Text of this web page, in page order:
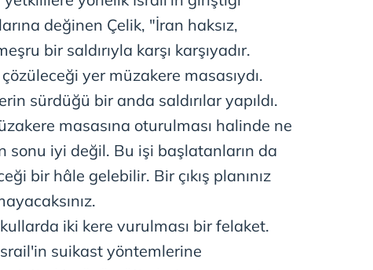
değinen Çelik, "İran haksız,
bir saldırıyla karşı karşıyadır.
yer müzakere masasıydı.
sürdüğü bir anda saldırılar yapıldı.
masasına oturulması halinde ne
sonu iyi değil. Bu işi başlatanların da
bir hâle gelebilir. Bir çıkış planınız
iki kere vurulması bir felaket.
suikast yöntemlerine